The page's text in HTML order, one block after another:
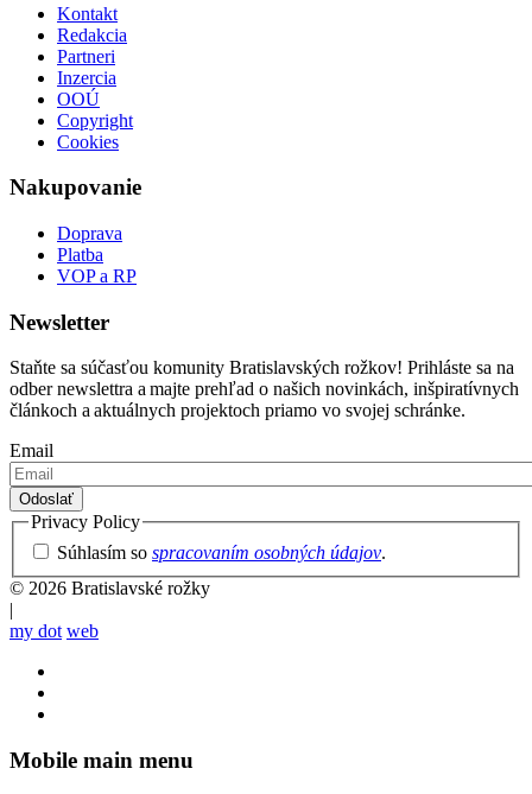
Kontakt
Redakcia
Partneri
Inzercia
OOÚ
Copyright
Cookies
Nakupovanie
Doprava
Platba
VOP a RP
Newsletter
Staňte sa súčasťou komunity Bratislavských rožkov! Prihláste sa na
odber newslettra a majte prehľad o našich novinkách, inšpiratívnych
článkoch a aktuálnych projektoch priamo vo svojej schránke.
Email
Privacy Policy
Súhlasím so spracovaním osobných údajov.
© 2026 Bratislavské rožky
|
my dot web
Mobile main menu